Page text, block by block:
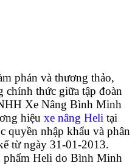
phán và thương thảo,
chính thức giữa tập đoàn
Xe Nâng Bình Minh
hiệu xe nâng Heli tại
quyền nhập khẩu và phân
từ ngày 31-01-2013.
phẩm Heli do Bình Minh